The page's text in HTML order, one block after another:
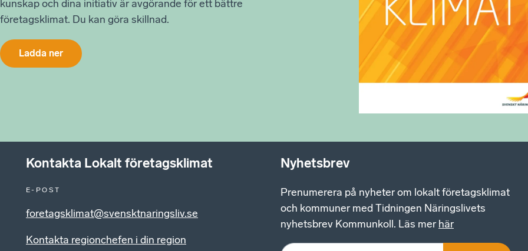
kunskap och dina initiativ är avgörande för ett bättre
företagsklimat. Du kan göra skillnad.
Ladda ner
Kontakta Lokalt företagsklimat
E-POST
foretagsklimat@svensktnaringsliv.se
Kontakta regionchefen i din region
Nyhetsbrev
Prenumerera på nyheter om lokalt företagsklimat
och kommuner med Tidningen Näringslivets
nyhetsbrev Kommunkoll. Läs mer här